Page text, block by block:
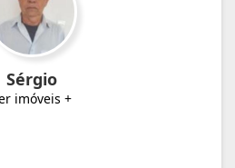
Sérgio
imóveis +